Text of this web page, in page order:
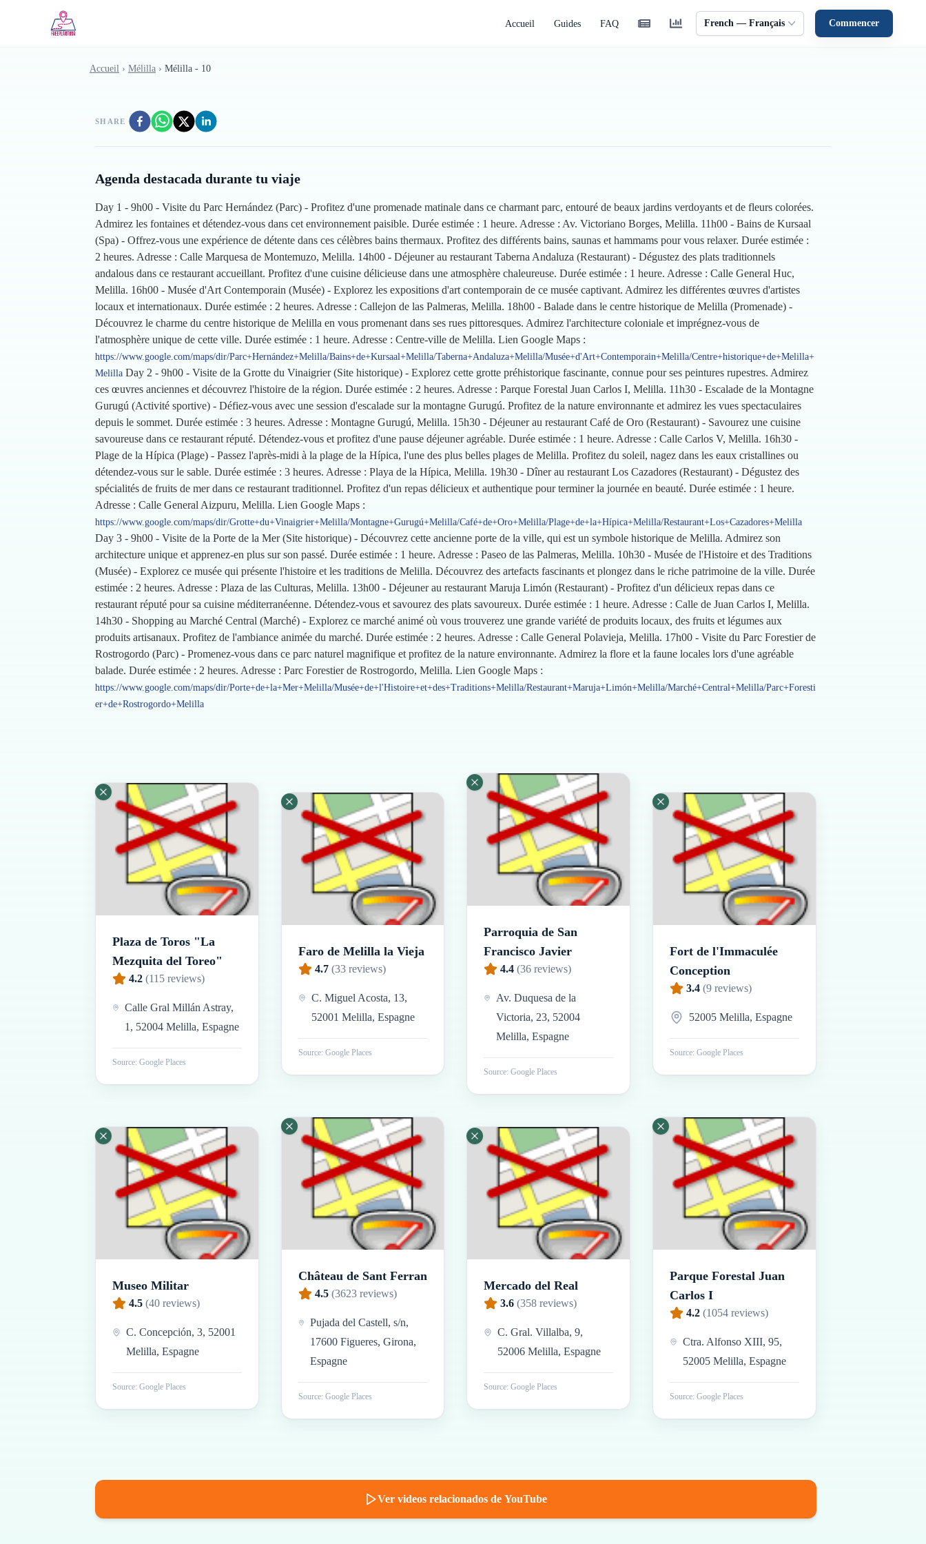
Accueil Guides FAQ French — Français Commencer
Accueil › Mélilla › Mélilla - 10
SHARE
Agenda destacada durante tu viaje
Day 1 - 9h00 - Visite du Parc Hernández (Parc) - Profitez d'une promenade matinale dans ce charmant parc, entouré de beaux jardins verdoyants et de fleurs colorées.
Admirez les fontaines et détendez-vous dans cet environnement paisible. Durée estimée : 1 heure. Adresse : Av. Victoriano Borges, Melilla. 11h00 - Bains de Kursaal
(Spa) - Offrez-vous une expérience de détente dans ces célèbres bains thermaux. Profitez des différents bains, saunas et hammams pour vous relaxer. Durée estimée :
2 heures. Adresse : Calle Marquesa de Montemuzo, Melilla. 14h00 - Déjeuner au restaurant Taberna Andaluza (Restaurant) - Dégustez des plats traditionnels
andalous dans ce restaurant accueillant. Profitez d'une cuisine délicieuse dans une atmosphère chaleureuse. Durée estimée : 1 heure. Adresse : Calle General Huc,
Melilla. 16h00 - Musée d'Art Contemporain (Musée) - Explorez les expositions d'art contemporain de ce musée captivant. Admirez les différentes œuvres d'artistes
locaux et internationaux. Durée estimée : 2 heures. Adresse : Callejon de las Palmeras, Melilla. 18h00 - Balade dans le centre historique de Melilla (Promenade) -
Découvrez le charme du centre historique de Melilla en vous promenant dans ses rues pittoresques. Admirez l'architecture coloniale et imprégnez-vous de
l'atmosphère unique de cette ville. Durée estimée : 1 heure. Adresse : Centre-ville de Melilla. Lien Google Maps :
https://www.google.com/maps/dir/Parc+Hernández+Melilla/Bains+de+Kursaal+Melilla/Taberna+Andaluza+Melilla/Musée+d'Art+Contemporain+Melilla/Centre+historique+de+Melilla+
Melilla Day 2 - 9h00 - Visite de la Grotte du Vinaigrier (Site historique) - Explorez cette grotte préhistorique fascinante, connue pour ses peintures rupestres. Admirez
ces œuvres anciennes et découvrez l'histoire de la région. Durée estimée : 2 heures. Adresse : Parque Forestal Juan Carlos I, Melilla. 11h30 - Escalade de la Montagne
Gurugú (Activité sportive) - Défiez-vous avec une session d'escalade sur la montagne Gurugú. Profitez de la nature environnante et admirez les vues spectaculaires
depuis le sommet. Durée estimée : 3 heures. Adresse : Montagne Gurugú, Melilla. 15h30 - Déjeuner au restaurant Café de Oro (Restaurant) - Savourez une cuisine
savoureuse dans ce restaurant réputé. Détendez-vous et profitez d'une pause déjeuner agréable. Durée estimée : 1 heure. Adresse : Calle Carlos V, Melilla. 16h30 -
Plage de la Hípica (Plage) - Passez l'après-midi à la plage de la Hípica, l'une des plus belles plages de Melilla. Profitez du soleil, nagez dans les eaux cristallines ou
détendez-vous sur le sable. Durée estimée : 3 heures. Adresse : Playa de la Hípica, Melilla. 19h30 - Dîner au restaurant Los Cazadores (Restaurant) - Dégustez des
spécialités de fruits de mer dans ce restaurant traditionnel. Profitez d'un repas délicieux et authentique pour terminer la journée en beauté. Durée estimée : 1 heure.
Adresse : Calle General Aizpuru, Melilla. Lien Google Maps :
https://www.google.com/maps/dir/Grotte+du+Vinaigrier+Melilla/Montagne+Gurugú+Melilla/Café+de+Oro+Melilla/Plage+de+la+Hípica+Melilla/Restaurant+Los+Cazadores+Melilla
Day 3 - 9h00 - Visite de la Porte de la Mer (Site historique) - Découvrez cette ancienne porte de la ville, qui est un symbole historique de Melilla. Admirez son
architecture unique et apprenez-en plus sur son passé. Durée estimée : 1 heure. Adresse : Paseo de las Palmeras, Melilla. 10h30 - Musée de l'Histoire et des Traditions
(Musée) - Explorez ce musée qui présente l'histoire et les traditions de Melilla. Découvrez des artefacts fascinants et plongez dans le riche patrimoine de la ville. Durée
estimée : 2 heures. Adresse : Plaza de las Culturas, Melilla. 13h00 - Déjeuner au restaurant Maruja Limón (Restaurant) - Profitez d'un délicieux repas dans ce
restaurant réputé pour sa cuisine méditerranéenne. Détendez-vous et savourez des plats savoureux. Durée estimée : 1 heure. Adresse : Calle de Juan Carlos I, Melilla.
14h30 - Shopping au Marché Central (Marché) - Explorez ce marché animé où vous trouverez une grande variété de produits locaux, des fruits et légumes aux
produits artisanaux. Profitez de l'ambiance animée du marché. Durée estimée : 2 heures. Adresse : Calle General Polavieja, Melilla. 17h00 - Visite du Parc Forestier de
Rostrogordo (Parc) - Promenez-vous dans ce parc naturel magnifique et profitez de la nature environnante. Admirez la flore et la faune locales lors d'une agréable
balade. Durée estimée : 2 heures. Adresse : Parc Forestier de Rostrogordo, Melilla. Lien Google Maps :
https://www.google.com/maps/dir/Porte+de+la+Mer+Melilla/Musée+de+l'Histoire+et+des+Traditions+Melilla/Restaurant+Maruja+Limón+Melilla/Marché+Central+Melilla/Parc+Foresti
er+de+Rostrogordo+Melilla
Plaza de Toros "La
Mezquita del Toreo"
4.2 (115 reviews)
Calle Gral Millán Astray,
1, 52004 Melilla, Espagne
Source: Google Places
Faro de Melilla la Vieja
4.7 (33reviews)
C. Miguel Acosta, 13,
52001 Melilla, Espagne
Source: Google Places
Parroquia de San
Francisco Javier
4.4 (36 reviews)
Av. Duquesa de la
Victoria, 23, 52004
Melilla, Espagne
Source: Google Places
Fort de l'Immaculée
Conception
3.4 (9reviews)
52005 Melilla, Espagne
Source: Google Places
Museo Militar
4.5 (40 reviews)
C. Concepción, 3, 52001
Melilla, Espagne
Source: Google Places
Château de Sant Ferran
4.5 (3623reviews)
Pujada del Castell, s/n,
17600 Figueres, Girona,
Espagne
Source: Google Places
Mercado del Real
3.6 (358 reviews)
C. Gral. Villalba, 9,
52006 Melilla, Espagne
Source: Google Places
Parque Forestal Juan
Carlos I
4.2 (1054reviews)
Ctra. Alfonso XIII, 95,
52005 Melilla, Espagne
Source: Google Places
Ver videos relacionados de YouTube